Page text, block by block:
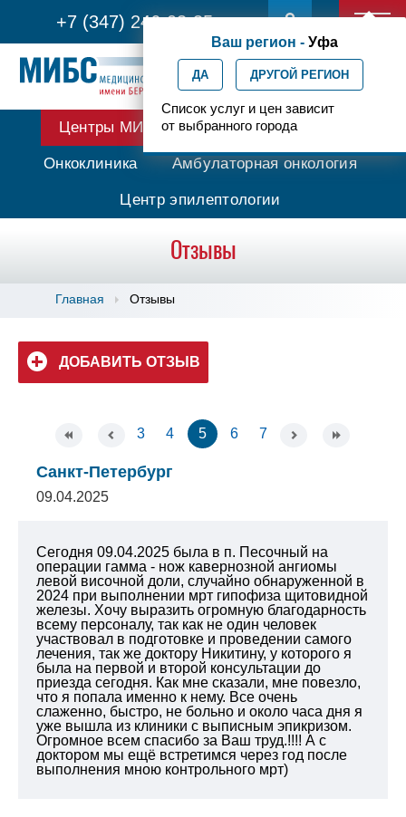
+7 (347) 246-03-35
Ваш регион - Уфа
ДА ДРУГОЙ РЕГИОН
Список услуг и цен зависит
от выбранного города
Центры МИБС Протонная терапия
Онкоклиника Амбулаторная онкология
Центр эпилептологии
Отзывы
Главная Отзывы
ДОБАВИТЬ ОТЗЫВ
3 4 5 6 7
Санкт-Петербург
09.04.2025
Сегодня 09.04.2025 была в п. Песочный на
операции гамма - нож кавернозной ангиомы
левой височной доли, случайно обнаруженной в
2024 при выполнении мрт гипофиза щитовидной
железы. Хочу выразить огромную благодарность
всему персоналу, так как не один человек
участвовал в подготовке и проведении самого
лечения, так же доктору Никитину, у которого я
была на первой и второй консультации до
приезда сегодня. Как мне сказали, мне повезло,
что я попала именно к нему. Все очень
слаженно, быстро, не больно и около часа дня я
уже вышла из клиники с выписным эпикризом.
Огромное всем спасибо за Ваш труд.!!!! А с
доктором мы ещё встретимся через год после
выполнения мною контрольного мрт)